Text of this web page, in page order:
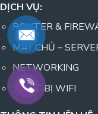
DỊCH VỤ:
ROUTER &
MÁY CHỦ –
NETWORKING
THIẾT BỊ WIFI